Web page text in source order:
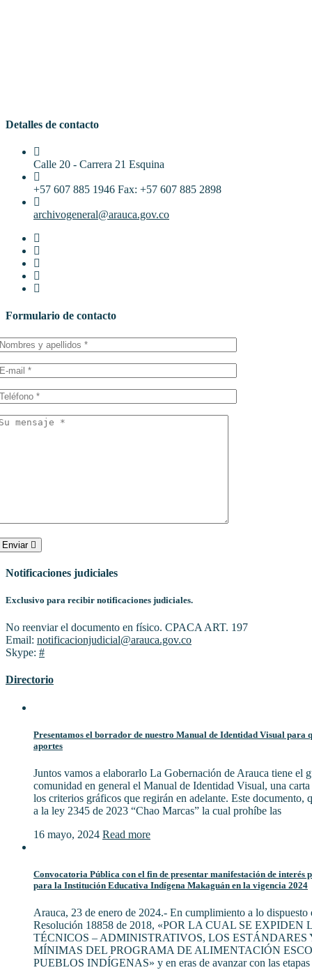
Detalles de contacto
Calle 20 - Carrera 21 Esquina
+57 607 885 1946 Fax: +57 607 885 2898
archivogeneral@arauca.gov.co
Formulario de contacto
Enviar
Notificaciones judiciales
Exclusivo para recibir notificaciones judiciales.
No reenviar el documento en físico. CPACA ART. 197
Email: notificacionjudicial@arauca.gov.co
Skype: #
Directorio
Presentamos el borrador de nuestro Manual de Identidad Visual para
aportes
Juntos vamos a elaborarlo La Gobernación de Arauca tiene el
comunidad en general el Manual de Identidad Visual, una
los criterios gráficos que regirán en adelante. Este documento,
a la ley 2345 de 2023 “Chao Marcas” la cual prohíbe las
16 mayo, 2024 Read more
Convocatoria Pública con el fin de presentar manifestación de interés
para la Institución Educativa Indígena Makaguán en la vigencia 2024
Arauca, 23 de enero de 2024.- En cumplimiento a lo dispuesto
Resolución 18858 de 2018, «POR LA CUAL SE
TÉCNICOS – ADMINISTRATIVOS, LOS ESTÁNDARES
MÍNIMAS DEL PROGRAMA DE ALIMENTACIÓN
PUEBLOS INDÍGENAS» y en eras de avanzar con las etapas